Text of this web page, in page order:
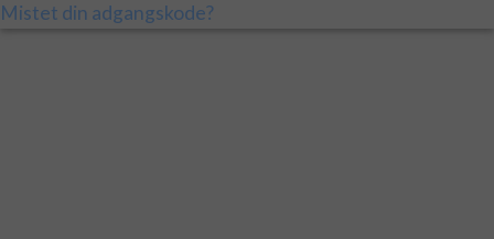
Mistet din adgangskode?